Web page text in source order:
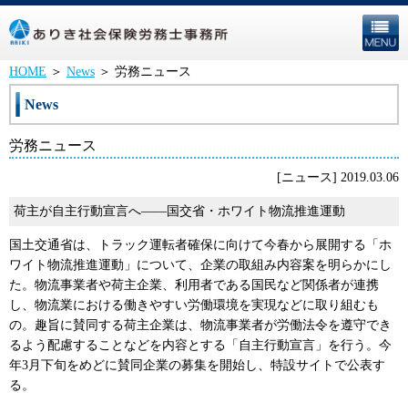
HOME ＞ News ＞ 労務ニュース
News
労務ニュース
[ニュース] 2019.03.06
荷主が自主行動宣言へ――国交省・ホワイト物流推進運動
国土交通省は、トラック運転者確保に向けて今春から展開する「ホ
ワイト物流推進運動」について、企業の取組み内容案を明らかにし
た。物流事業者や荷主企業、利用者である国民など関係者が連携
し、物流業における働きやすい労働環境を実現などに取り組むも
の。趣旨に賛同する荷主企業は、物流事業者が労働法令を遵守でき
るよう配慮することなどを内容とする「自主行動宣言」を行う。今
年3月下旬をめどに賛同企業の募集を開始し、特設サイトで公表す
る。